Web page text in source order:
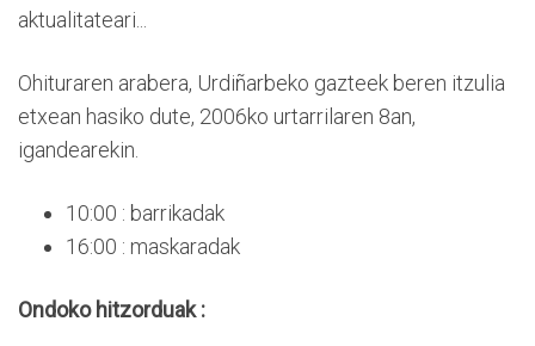
aktualitateari...
Ohituraren arabera, Urdiñarbeko gazteek beren itzulia
etxean hasiko dute, 2006ko urtarrilaren 8an,
igandearekin.
10:00 : barrikadak
16:00 : maskaradak
Ondoko hitzorduak :